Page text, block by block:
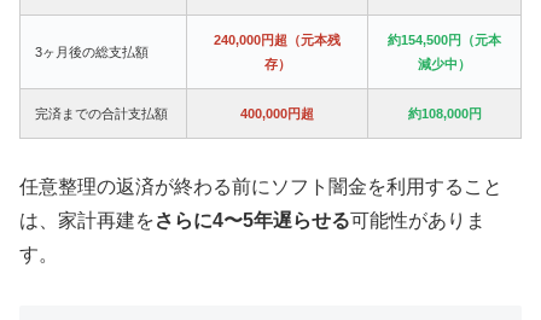
3ヶ月後の総支払額
240,000円超（元本残
存）
約154,500円（元本
減少中）
完済までの合計支払額 400,000円超 約108,000円
任意整理の返済が終わる前にソフト闇金を利用すること
は、家計再建をさらに4〜5年遅らせる可能性がありま
す。